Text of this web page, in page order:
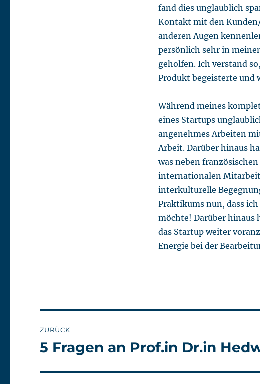
fand dies unglaublich
Kontakt mit den
anderen Augen
persönlich sehr in
geholfen. Ich verstand
Produkt begeisterte und
Während meines
eines Startups
angenehmes Arbeiten
Arbeit. Darüber hinaus
was neben
internationalen
interkulturelle
Praktikums nun, dass
möchte! Darüber hinaus
das Startup weiter
Energie bei der
ZURÜCK
Vorheriger
5 Fragen an Prof.in Dr.in